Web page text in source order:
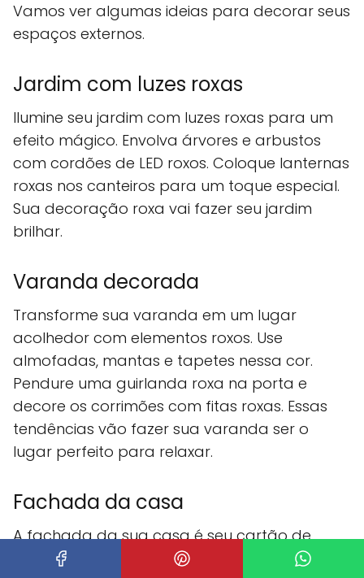
Vamos ver algumas ideias para decorar seus
espaços externos.
Jardim com luzes roxas
Ilumine seu jardim com luzes roxas para um
efeito mágico. Envolva árvores e arbustos
com cordões de LED roxos. Coloque lanternas
roxas nos canteiros para um toque especial.
Sua decoração roxa vai fazer seu jardim
brilhar.
Varanda decorada
Transforme sua varanda em um lugar
acolhedor com elementos roxos. Use
almofadas, mantas e tapetes nessa cor.
Pendure uma guirlanda roxa na porta e
decore os corrimões com fitas roxas. Essas
tendências vão fazer sua varanda ser o
lugar perfeito para relaxar.
Fachada da casa
A fachada da sua casa é seu cartão de
visitas. Use luzes roxas no telhado e janelas.